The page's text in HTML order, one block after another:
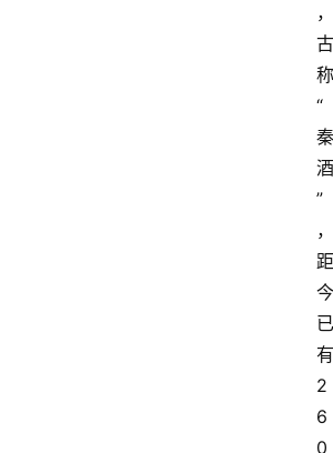
，
古
称
“
秦
酒
”
，
距
今
已
有
2
6
0